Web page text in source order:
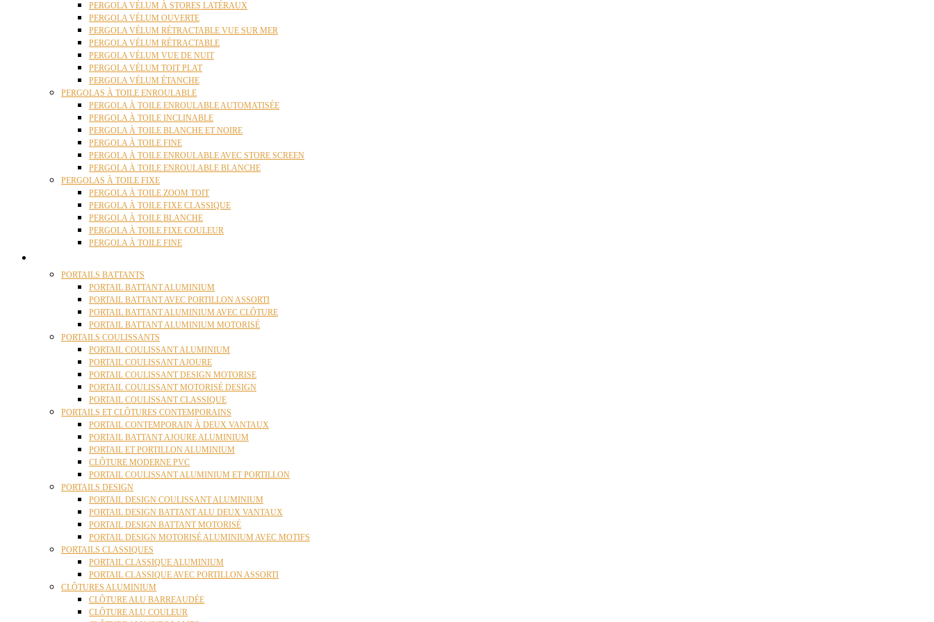
PERGOLA VÉLUM À STORES LATÉRAUX
PERGOLA VÉLUM OUVERTE
PERGOLA VÉLUM RÉTRACTABLE VUE SUR MER
PERGOLA VÉLUM RÉTRACTABLE
PERGOLA VÉLUM VUE DE NUIT
PERGOLA VÉLUM TOIT PLAT
PERGOLA VÉLUM ÉTANCHE
PERGOLAS À TOILE ENROULABLE
PERGOLA À TOILE ENROULABLE AUTOMATISÉE
PERGOLA À TOILE INCLINABLE
PERGOLA À TOILE BLANCHE ET NOIRE
PERGOLA À TOILE FINE
PERGOLA À TOILE ENROULABLE AVEC STORE SCREEN
PERGOLA À TOILE ENROULABLE BLANCHE
PERGOLAS À TOILE FIXE
PERGOLA À TOILE ZOOM TOIT
PERGOLA À TOILE FIXE CLASSIQUE
PERGOLA À TOILE BLANCHE
PERGOLA À TOILE FIXE COULEUR
PERGOLA À TOILE FINE
PORTAILS BATTANTS
PORTAIL BATTANT ALUMINIUM
PORTAIL BATTANT AVEC PORTILLON ASSORTI
PORTAIL BATTANT ALUMINIUM AVEC CLÔTURE
PORTAIL BATTANT ALUMINIUM MOTORISÉ
PORTAILS COULISSANTS
PORTAIL COULISSANT ALUMINIUM
PORTAIL COULISSANT AJOURE
PORTAIL COULISSANT DESIGN MOTORISE
PORTAIL COULISSANT MOTORISÉ DESIGN
PORTAIL COULISSANT CLASSIQUE
PORTAILS ET CLÔTURES CONTEMPORAINS
PORTAIL CONTEMPORAIN À DEUX VANTAUX
PORTAIL BATTANT AJOURE ALUMINIUM
PORTAIL ET PORTILLON ALUMINIUM
CLÔTURE MODERNE PVC
PORTAIL COULISSANT ALUMINIUM ET PORTILLON
PORTAILS DESIGN
PORTAIL DESIGN COULISSANT ALUMINIUM
PORTAIL DESIGN BATTANT ALU DEUX VANTAUX
PORTAIL DESIGN BATTANT MOTORISÉ
PORTAIL DESIGN MOTORISÉ ALUMINIUM AVEC MOTIFS
PORTAILS CLASSIQUES
PORTAIL CLASSIQUE ALUMINIUM
PORTAIL CLASSIQUE AVEC PORTILLON ASSORTI
CLÔTURES ALUMINIUM
CLÔTURE ALU BARREAUDÉE
CLÔTURE ALU COULEUR